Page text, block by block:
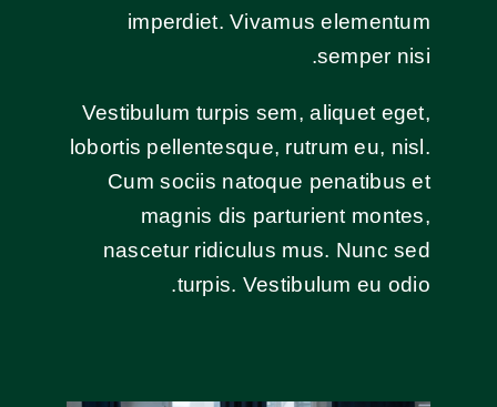
imperdiet. Vivamus elementum
semper nisi.
Vestibulum turpis sem, aliquet eget,
lobortis pellentesque, rutrum eu, nisl.
Cum sociis natoque penatibus et
magnis dis parturient montes,
nascetur ridiculus mus. Nunc sed
turpis. Vestibulum eu odio.